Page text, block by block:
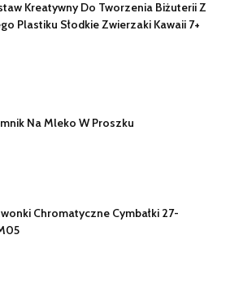
Kreatywny Do Tworzenia Biżuterii Z
Plastiku Słodkie Zwierzaki Kawaii 7+
Na Mleko W Proszku
Chromatyczne Cymbałki 27-